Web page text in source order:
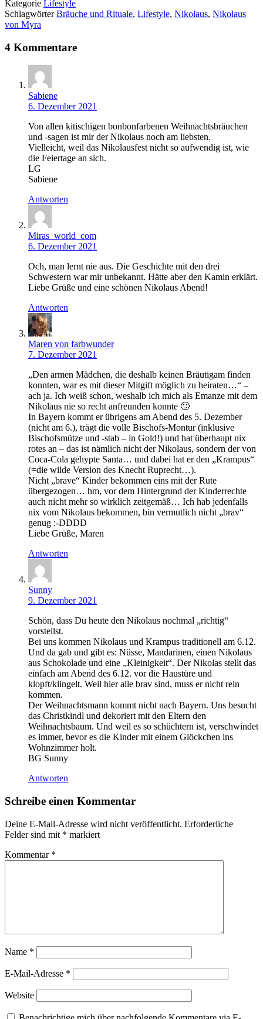
Kategorie Lifestyle
SchlagwörterBräuche und Rituale, Lifestyle, Nikolaus, Nikolaus
von Myra
4 Kommentare
Sabiene
6. Dezember 2021
Von allen kitischigen bonbonfarbenen Weihnachtsbräuchen
und -sagen ist mir der Nikolaus noch am liebsten.
Vielleicht, weil das Nikolausfest nicht so aufwendig ist, wie
die Feiertage an sich.
LG
Sabiene
Antworten
Miras_world_com
6. Dezember 2021
Och, man lernt nie aus. Die Geschichte mit den drei
Schwestern war mir unbekannt. Hätte aber den Kamin erklärt.
Liebe Grüße und eine schönen Nikolaus Abend!
Antworten
Maren von farbwunder
7. Dezember 2021
„Den armen Mädchen, die deshalb keinen Bräutigam finden
konnten, war es mit dieser Mitgift möglich zu heiraten…“ –
ach ja. Ich weiß schon, weshalb ich mich als Emanze mit dem
Nikolaus nie so recht anfreunden konnte 🙂
In Bayern kommt er übrigens am Abend des 5. Dezember
(nicht am 6.), trägt die volle Bischofs-Montur (inklusive
Bischofsmütze und -stab – in Gold!) und hat überhaupt nix
rotes an – das ist nämlich nicht der Nikolaus, sondern der von
Coca-Cola gehypte Santa… und dabei hat er den „Krampus“
(=die wilde Version des Knecht Ruprecht…).
Nicht „brave“ Kinder bekommen eins mit der Rute
übergezogen… hm, vor dem Hintergrund der Kinderrechte
auch nicht mehr so wirklich zeitgemäß… Ich hab jedenfalls
nix vom Nikolaus bekommen, bin vermutlich nicht „brav“
genug :-DDDD
Liebe Grüße, Maren
Antworten
Sunny
9. Dezember 2021
Schön, dass Du heute den Nikolaus nochmal „richtig“
vorstellst.
Bei uns kommen Nikolaus und Krampus traditionell am 6.12.
Und da gab und gibt es: Nüsse, Mandarinen, einen Nikolaus
aus Schokolade und eine „Kleinigkeit“. Der Nikolas stellt das
einfach am Abend des 6.12. vor die Haustüre und
klopft/klingelt. Weil hier alle brav sind, muss er nicht rein
kommen.
Der Weihnachtsmann kommt nicht nach Bayern. Uns besucht
das Christkindl und dekoriert mit den Eltern den
Weihnachtsbaum. Und weil es so schüchtern ist, verschwindet
es immer, bevor es die Kinder mit einem Glöckchen ins
Wohnzimmer holt.
BG Sunny
Antworten
Schreibe einen Kommentar
Deine E-Mail-Adresse wird nicht veröffentlicht. Erforderliche
Felder sind mit * markiert
Kommentar *
Name *
E-Mail-Adresse *
Website